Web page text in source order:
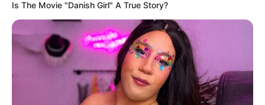
alcalde adelanta con su gabinete y con los alcaldes
locales.
Is The Movie "Danish Girl" A True Story?